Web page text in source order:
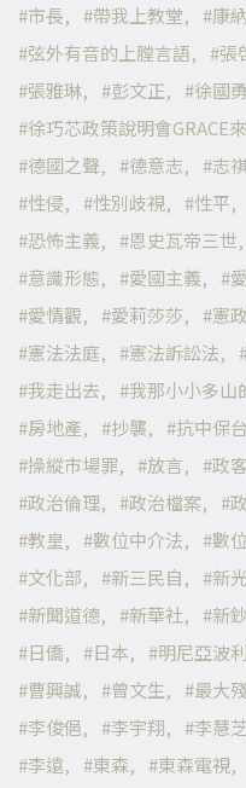
市長 帶我上教堂 康
弦外有音的上膛言語
張
張雅琳
彭文正 徐國勇
徐巧芯政策說明會GRACE
德國之聲
德意志 志
性侵
性別歧視 性平
恐怖主義
恩史瓦帝三世
意識形態
愛國主義
愛情觀
愛莉莎莎 憲
憲法法庭
憲法訴訟法
我走出去
我那小小多山
房地產
抄襲 抗中保台
操縱市場罪
放言 政客
政治倫理
政治檔案
教皇
數位中介法 數
文化部
新三民自 新
新聞道德
新華社 新鈔
日僑
日本 明尼亞波
曹興誠
曾文生 最大
李俊俋
李宇翔 李慧芝
李遠
東森 東森電視